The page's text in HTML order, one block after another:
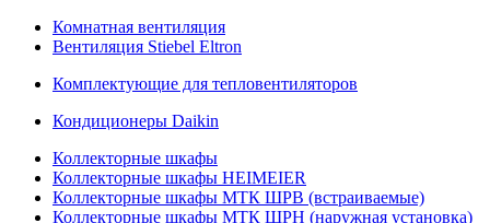
Комнатная вентиляция
Вентиляция Stiebel Eltron
Комплектующие для тепловентиляторов
Кондиционеры Daikin
Коллекторные шкафы
Коллекторные шкафы HEIMEIER
Коллекторные шкафы МТК ШРВ (встраиваемые)
Коллекторные шкафы МТК ШРН (наружная установка)